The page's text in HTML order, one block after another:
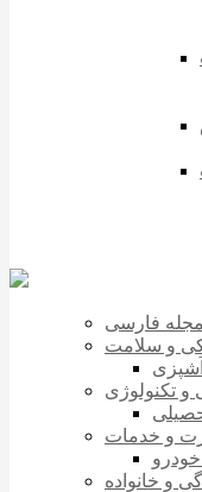
مجله فارسی
و سلامت
آشپزی
و تکنولوژی
و خدمات
و خانواده